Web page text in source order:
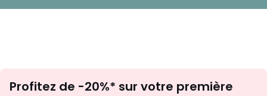
newsletter
Profitez de -20%* sur votre première